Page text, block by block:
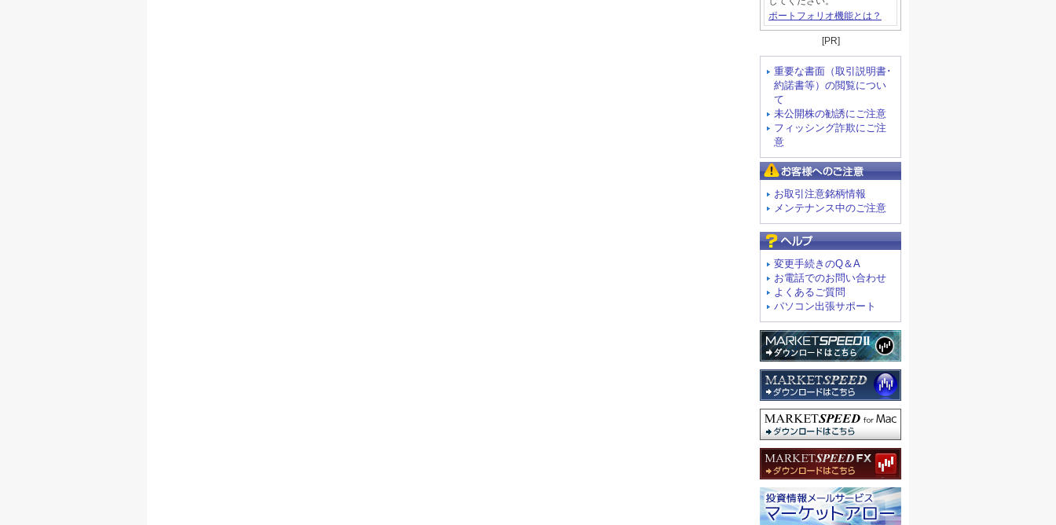
ポートフォリオ機能とは？
[PR]
重要な書面（取引説明書･
約諾書等）の閲覧につい
て
未公開株の勧誘にご注意
フィッシング詐欺にご注
意
お取引注意銘柄情報
メンテナンス中のご注意
変更手続きのQ＆A
お電話でのお問い合わせ
よくあるご質問
パソコン出張サポート